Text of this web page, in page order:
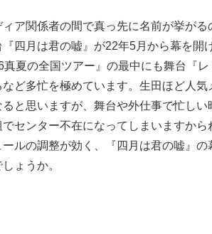
ィア関係者の間で真っ先に名前が挙が
四月は君の嘘』が22年5月から幕を開
真夏の全国ツアー』の最中にも舞台『
など多忙を極めています。生田ほど人
と思いますが、舞台や外仕事で忙し
センター不在になってしまいますから
ールの調整が効く、『四月は君の嘘』
ょうか。